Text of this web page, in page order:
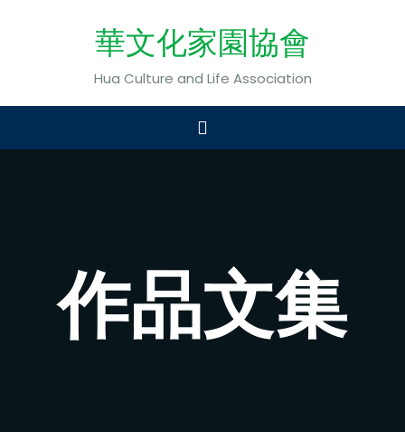
華文化家園協會
Hua Culture and Life Association
作品文集